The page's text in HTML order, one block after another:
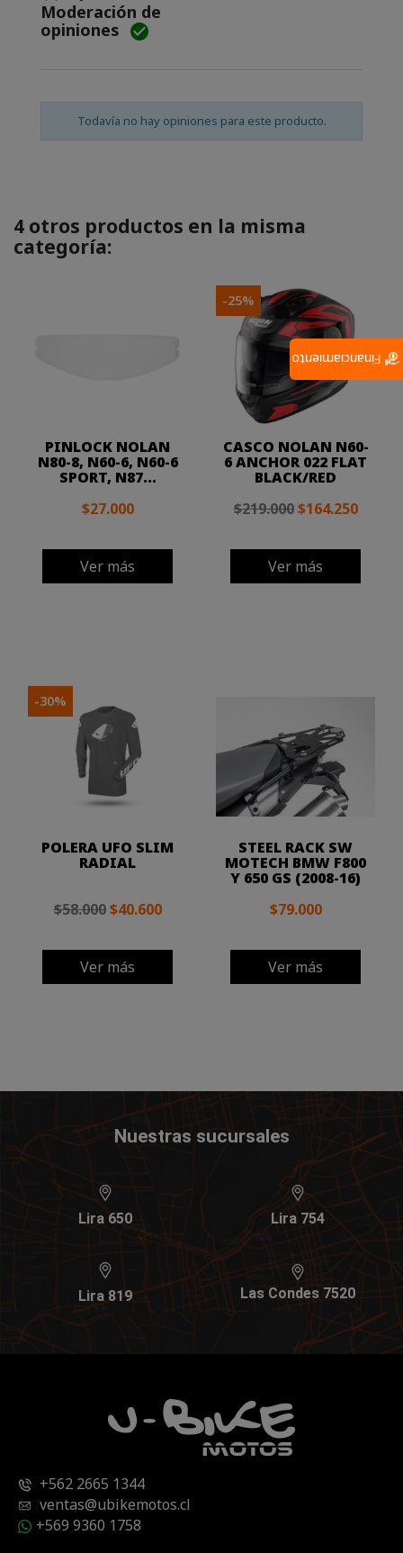
Moderación de
opiniones 
Todavía no hay opiniones para este producto.
4 otros productos en la misma
categoría:
PINLOCK NOLAN
N80-8, N60-6, N60-6
SPORT, N87...
$27.000
Ver más
CASCO NOLAN N60-
6 ANCHOR 022 FLAT
BLACK/RED
$219.000 $164.250
Ver más
-25%
POLERA UFO SLIM
RADIAL
$58.000 $40.600
Ver más
-30%
STEEL RACK SW
MOTECH BMW F800
Y 650 GS (2008-16)
$79.000
Ver más
Nuestras sucursales
Lira 650 Lira 754
Lira 819 Las Condes 7520
+562 2665 1344
ventas@ubikemotos.cl
+569 9360 1758
Financiamiento